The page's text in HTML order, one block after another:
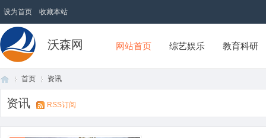
设为首页 收藏本站
沃森网 网站首页 综艺娱乐 教育科研
首页 资讯
资讯 RSS订阅